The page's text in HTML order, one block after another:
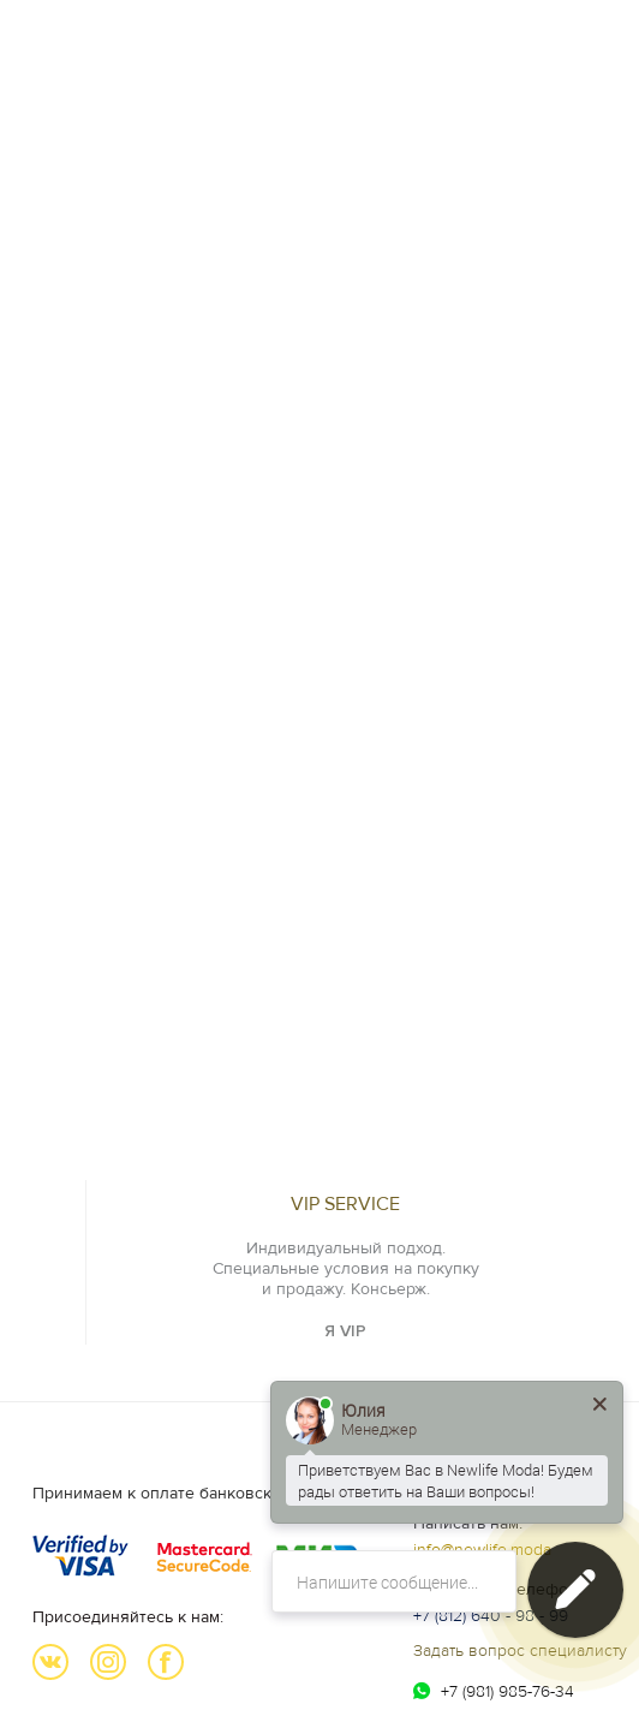
VIP SERVICE
Индивидуальный подход.
Специальные условия на покупку
и продажу. Консьерж.
Я VIP
Принимаем к оплате банковские карты.
Присоединяйтесь к нам:
Есть вопросы?
Написать нам:
info@newlife.moda
Контактный телефон:
+7 (812) 640 - 98 - 99
Задать вопрос специалисту
+7 (981) 985-76-34
Юлия
Менеджер
Приветствуем Вас в Newlife Moda! Будем
рады ответить на Ваши вопросы!